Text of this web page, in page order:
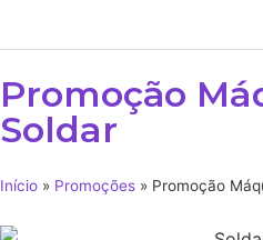
Promoção
Soldar
Início » Promoções » Promoção